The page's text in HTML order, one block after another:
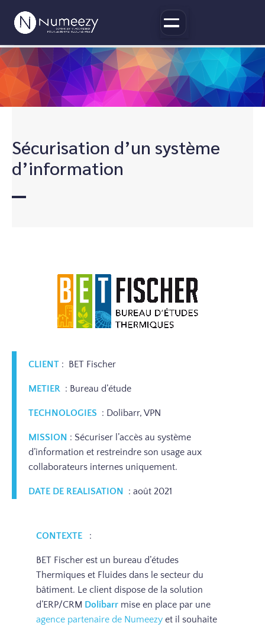
Sécurisation d’un système
d’information
CLIENT : BET Fischer
METIER : Bureau d’étude
TECHNOLOGIES : Dolibarr, VPN
MISSION : Sécuriser l’accès au système
d’information et restreindre son usage aux
collaborateurs internes uniquement.
DATE DE REALISATION : août 2021
CONTEXTE :
BET Fischer est un bureau d’études
Thermiques et Fluides dans le secteur du
bâtiment. Le client dispose de la solution
d’ERP/CRM Dolibarrmise en place par une
agence partenaire de Numeezyet il souhaite